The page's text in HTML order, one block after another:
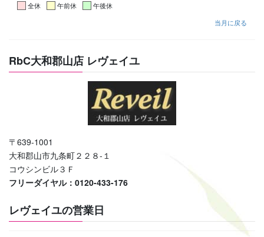
全休 午前休
午後休
当月に戻る
RbC大和郡山店 レヴェイユ
〒639-1001
大和郡山市九条町２２８-１
コウシンビル３Ｆ
フリーダイヤル：0120-433-176
レヴェイユの営業日